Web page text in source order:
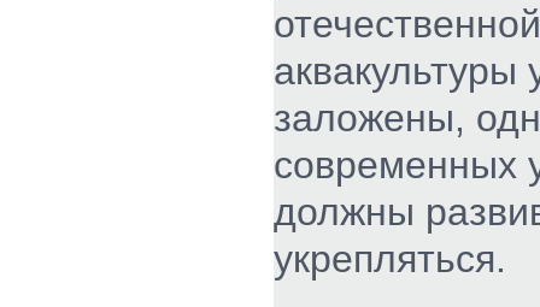
отечественной
аквакультуры
заложены,
современных
должны
укрепляться.